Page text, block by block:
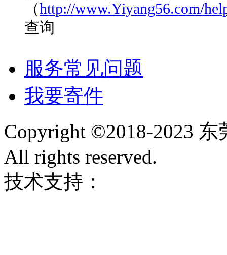
（http://www.Yiyang56.com/
查询
服务常见问题
我要寄件
Copyright ©2018-2023
All rights reserved.
技术支持：